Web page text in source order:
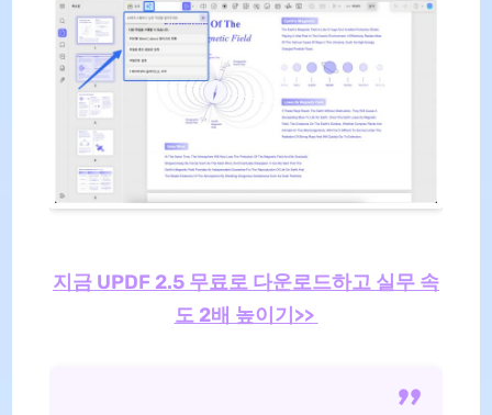
지금 UPDF 2.5 무료로 다운로드하고 실무 속
도 2배 높이기>>